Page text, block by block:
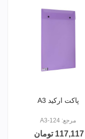
پاکت ارکید A3
مرجع: A3-124
117,117 تومان